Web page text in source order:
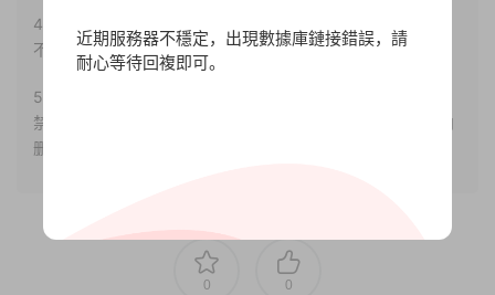
4.本站部分内容均由互聯網收集整理，僅供大家參考、學習，
不存在任何商業目的與商業用途。
5.本站提供的所有資源僅供參考學習使用，版權歸原著所有，
禁止下載本站資源參與任何商業和非法行爲，請于24小時之内
删除!
0 0
近期服務器不穩定，出現數據庫鏈接錯誤，請
耐心等待回複即可。